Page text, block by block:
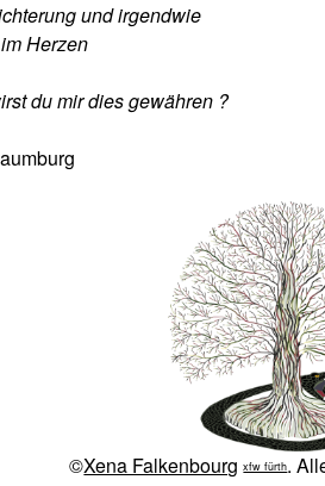
und irgendwie
Herzen
du mir dies gewähren ?
©Xena Falkenbourg xfw fürth.